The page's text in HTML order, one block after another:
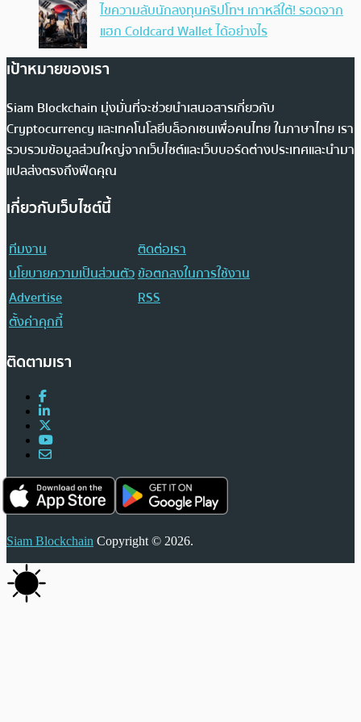
ไขความลับนักลงทุนคริปโทฯ เกาหลีใต้! รอดจาก
แฮก Coldcard Wallet ได้อย่างไร
เป้าหมายของเรา
Siam Blockchain มุ่งมั่นที่จะช่วยนำเสนอสารเกี่ยวกับ
Cryptocurrency และเทคโนโลยีบล็อกเชนเพื่อคนไทย ในภาษาไทย เรา
รวบรวมข้อมูลส่วนใหญ่จากเว็บไซต์และเว็บบอร์ดต่างประเทศและนำมา
แปลส่งตรงถึงฟีดคุณ
เกี่ยวกับเว็บไซต์นี้
ทีมงาน
ติดต่อเรา
นโยบายความเป็นส่วนตัวข้อตกลงในการใช้งาน
Advertise
RSS
ตั้งค่าคุกกี้
ติดตามเรา
Siam Blockchain Copyright © 2026.